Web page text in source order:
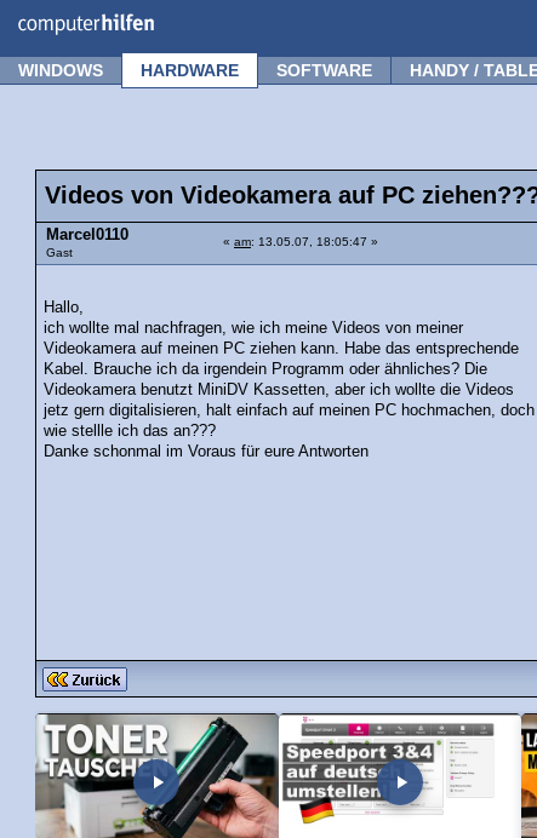
WINDOWS HARDWARE SOFTWARE HANDY /
Videos von Videokamera auf PC
Marcel0110
Gast
« am: 13.05.07, 18:05:47 »
Hallo,
ich wollte mal nachfragen, wie ich meine Videos von meiner
Videokamera auf meinen PC ziehen kann. Habe das entsprechende
Kabel. Brauche ich da irgendein Programm oder ähnliches? Die
Videokamera benutzt MiniDV Kassetten, aber ich wollte die Videos
jetz gern digitalisieren, halt einfach auf meinen PC hochmachen, doch
wie stellle ich das an???
Danke schonmal im Voraus für eure Antworten